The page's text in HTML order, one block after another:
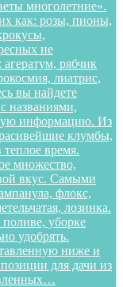
многолетние».
как: розы, пионы,
не
рябчик
лиатрис,
вы найдете
названиями,
информацию. Из
клумбы,
время.
множество,
вкус. Самыми
флокс,
лозинка.
уборке
удобрять.
ниже и
для дачи из